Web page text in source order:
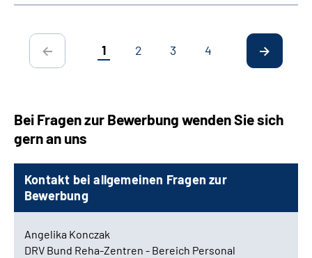
1 2 3 4
Bei Fragen zur Bewerbung wenden Sie sich
gern an uns
Kontakt bei allgemeinen Fragen zur
Bewerbung
Angelika Konczak
DRV Bund Reha-Zentren - Bereich Personal